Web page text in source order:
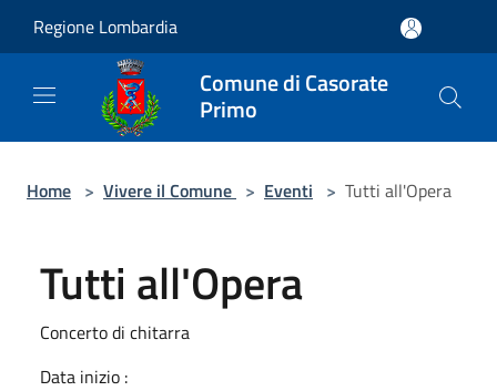
Regione Lombardia
Comune di Casorate
Primo
Home > Vivere il Comune > Eventi > Tutti all'Opera
Tutti all'Opera
Concerto di chitarra
Data inizio :